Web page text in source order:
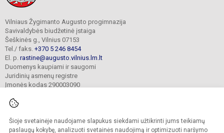
Šioje svetainėje naudojame slapukus siekdami užtikrinti jums teikiamų
paslaugų kokybę, analizuoti svetainės naudojimą ir optimizuoti naršymo
Vilniaus Žygimanto Augusto progimnazija
Savivaldybės biudžetinė įstaiga
Šeškinės g., Vilnius 07153
Tel./ faks. +370 5 246 8454
El. p. rastine@augusto.vilnius.lm.lt
Duomenys kaupiami ir saugomi
Juridinių asmenų registre
Įmonės kodas 290003090
© 2021. Vilniaus Žygimanto Augusto progimnazija. Visos teisės saugomos.